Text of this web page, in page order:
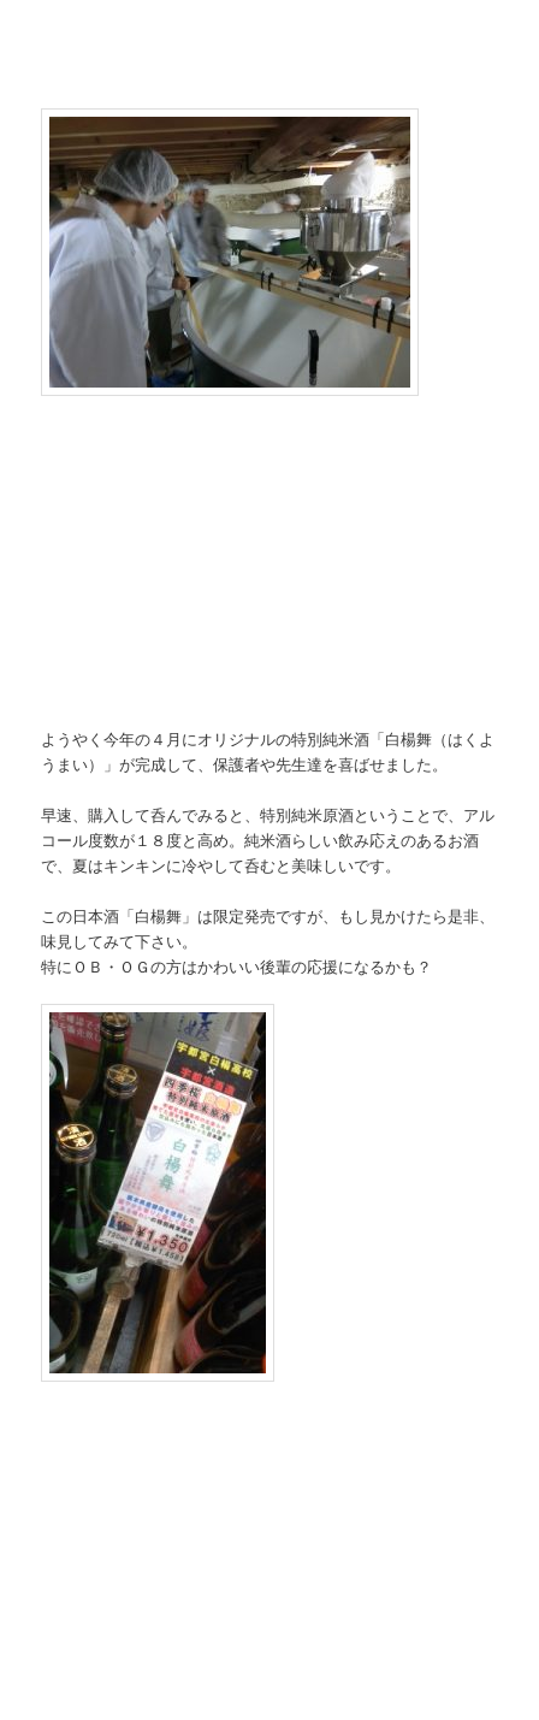
ようやく今年の４月にオリジナルの特別純米酒「白楊舞（はくよ
うまい）」が完成して、保護者や先生達を喜ばせました。
早速、購入して呑んでみると、特別純米原酒ということで、アル
コール度数が１８度と高め。純米酒らしい飲み応えのあるお酒
で、夏はキンキンに冷やして呑むと美味しいです。
この日本酒「白楊舞」は限定発売ですが、もし見かけたら是非、
味見してみて下さい。
特にＯＢ・ＯＧの方はかわいい後輩の応援になるかも？